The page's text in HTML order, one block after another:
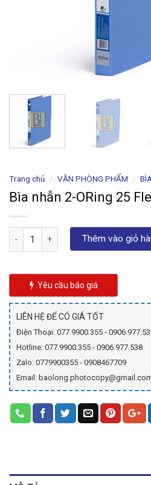
Trang chủ / VĂN PHÒNG PHẨM /
Bìa nhẫn 2-ORing 25
Số lượng Thêm vào giỏ
Yêu cầu báo giá
LIÊN HỆ ĐỂ CÓ GIÁ TỐT
Điện Thoại: 077.9900.355 -
Hotline: 077.9900.355 - 0906.977.538
Zalo: 0779900355 - 0908467709
Email: